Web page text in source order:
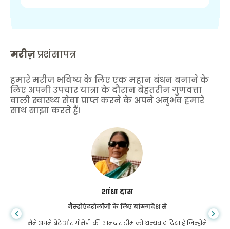
मरीज़प्रशंसापत्र
हमारे मरीज भविष्य के लिए एक महान बंधन बनाने के
लिए अपनी उपचार यात्रा के दौरान बेहतरीन गुणवत्ता
वाली स्वास्थ्य सेवा प्राप्त करने के अपने अनुभव हमारे
साथ साझा करते हैं।
शांधा दास
गैस्ट्रोएंटरोलॉजी के लिए बांग्लादेश से
मैंने अपने बेटे और गोमेडी की शानदार टीम को धन्यवाद दिया है जिन्होंने